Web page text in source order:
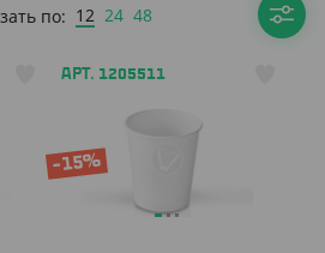
по: 12 24 48
АРТ. 1205511
-15%